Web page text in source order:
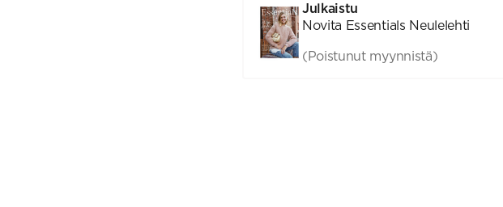
Julkaistu
Novita Essentials Neulelehti
(Poistunut myynnistä)